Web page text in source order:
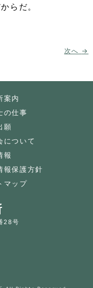
らだ。
次へ →
案内
の仕事
願
について
報
報保護方針
マップ
28号